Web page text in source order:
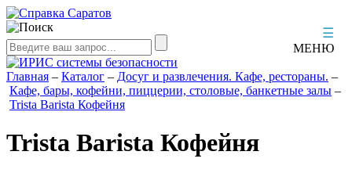
☰
МЕНЮ
Главная – Каталог – Досуг и развлечения. Кафе, рестораны. –
Кафе, бары, кофейни, пиццерии, столовые, банкетные залы –
Trista Barista Кофейня
Trista Barista Кофейня